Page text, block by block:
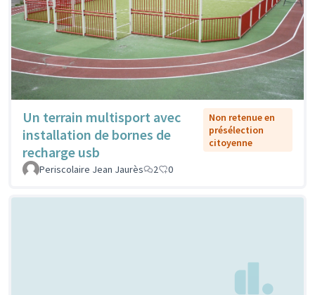
Un terrain multisport avec
installation de bornes de
recharge usb
Non retenue en
présélection
citoyenne
Periscolaire Jean Jaurès 2 0